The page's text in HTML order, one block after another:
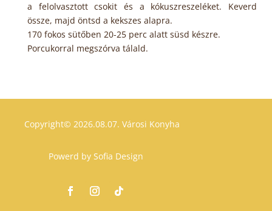
a felolvasztott csokit és a kókuszreszeléket. Keverd
össze, majd öntsd a kekszes alapra.
170 fokos sütőben 20-25 perc alatt süsd készre.
Porcukorral megszórva tálald.
Copyright© 2026.08.07. Városi Konyha
Powerd by Sofia Design